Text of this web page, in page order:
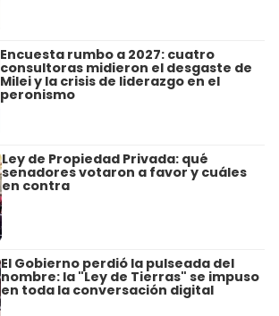
Encuesta rumbo a 2027: cuatro
consultoras midieron el desgaste de
Milei y la crisis de liderazgo en el
peronismo
Ley de Propiedad Privada: qué
senadores votaron a favor y cuáles
en contra
El Gobierno perdió la pulseada del
nombre: la "Ley de Tierras" se impuso
en toda la conversación digital